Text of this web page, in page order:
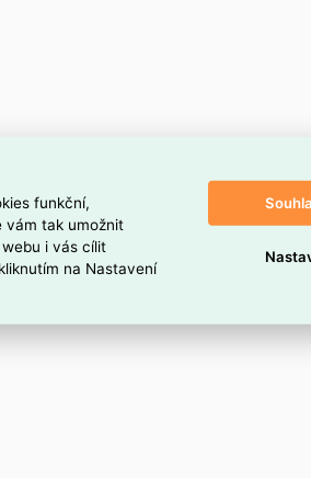
funkční,
vám tak umožnit
i vás cílit
na Nastavení